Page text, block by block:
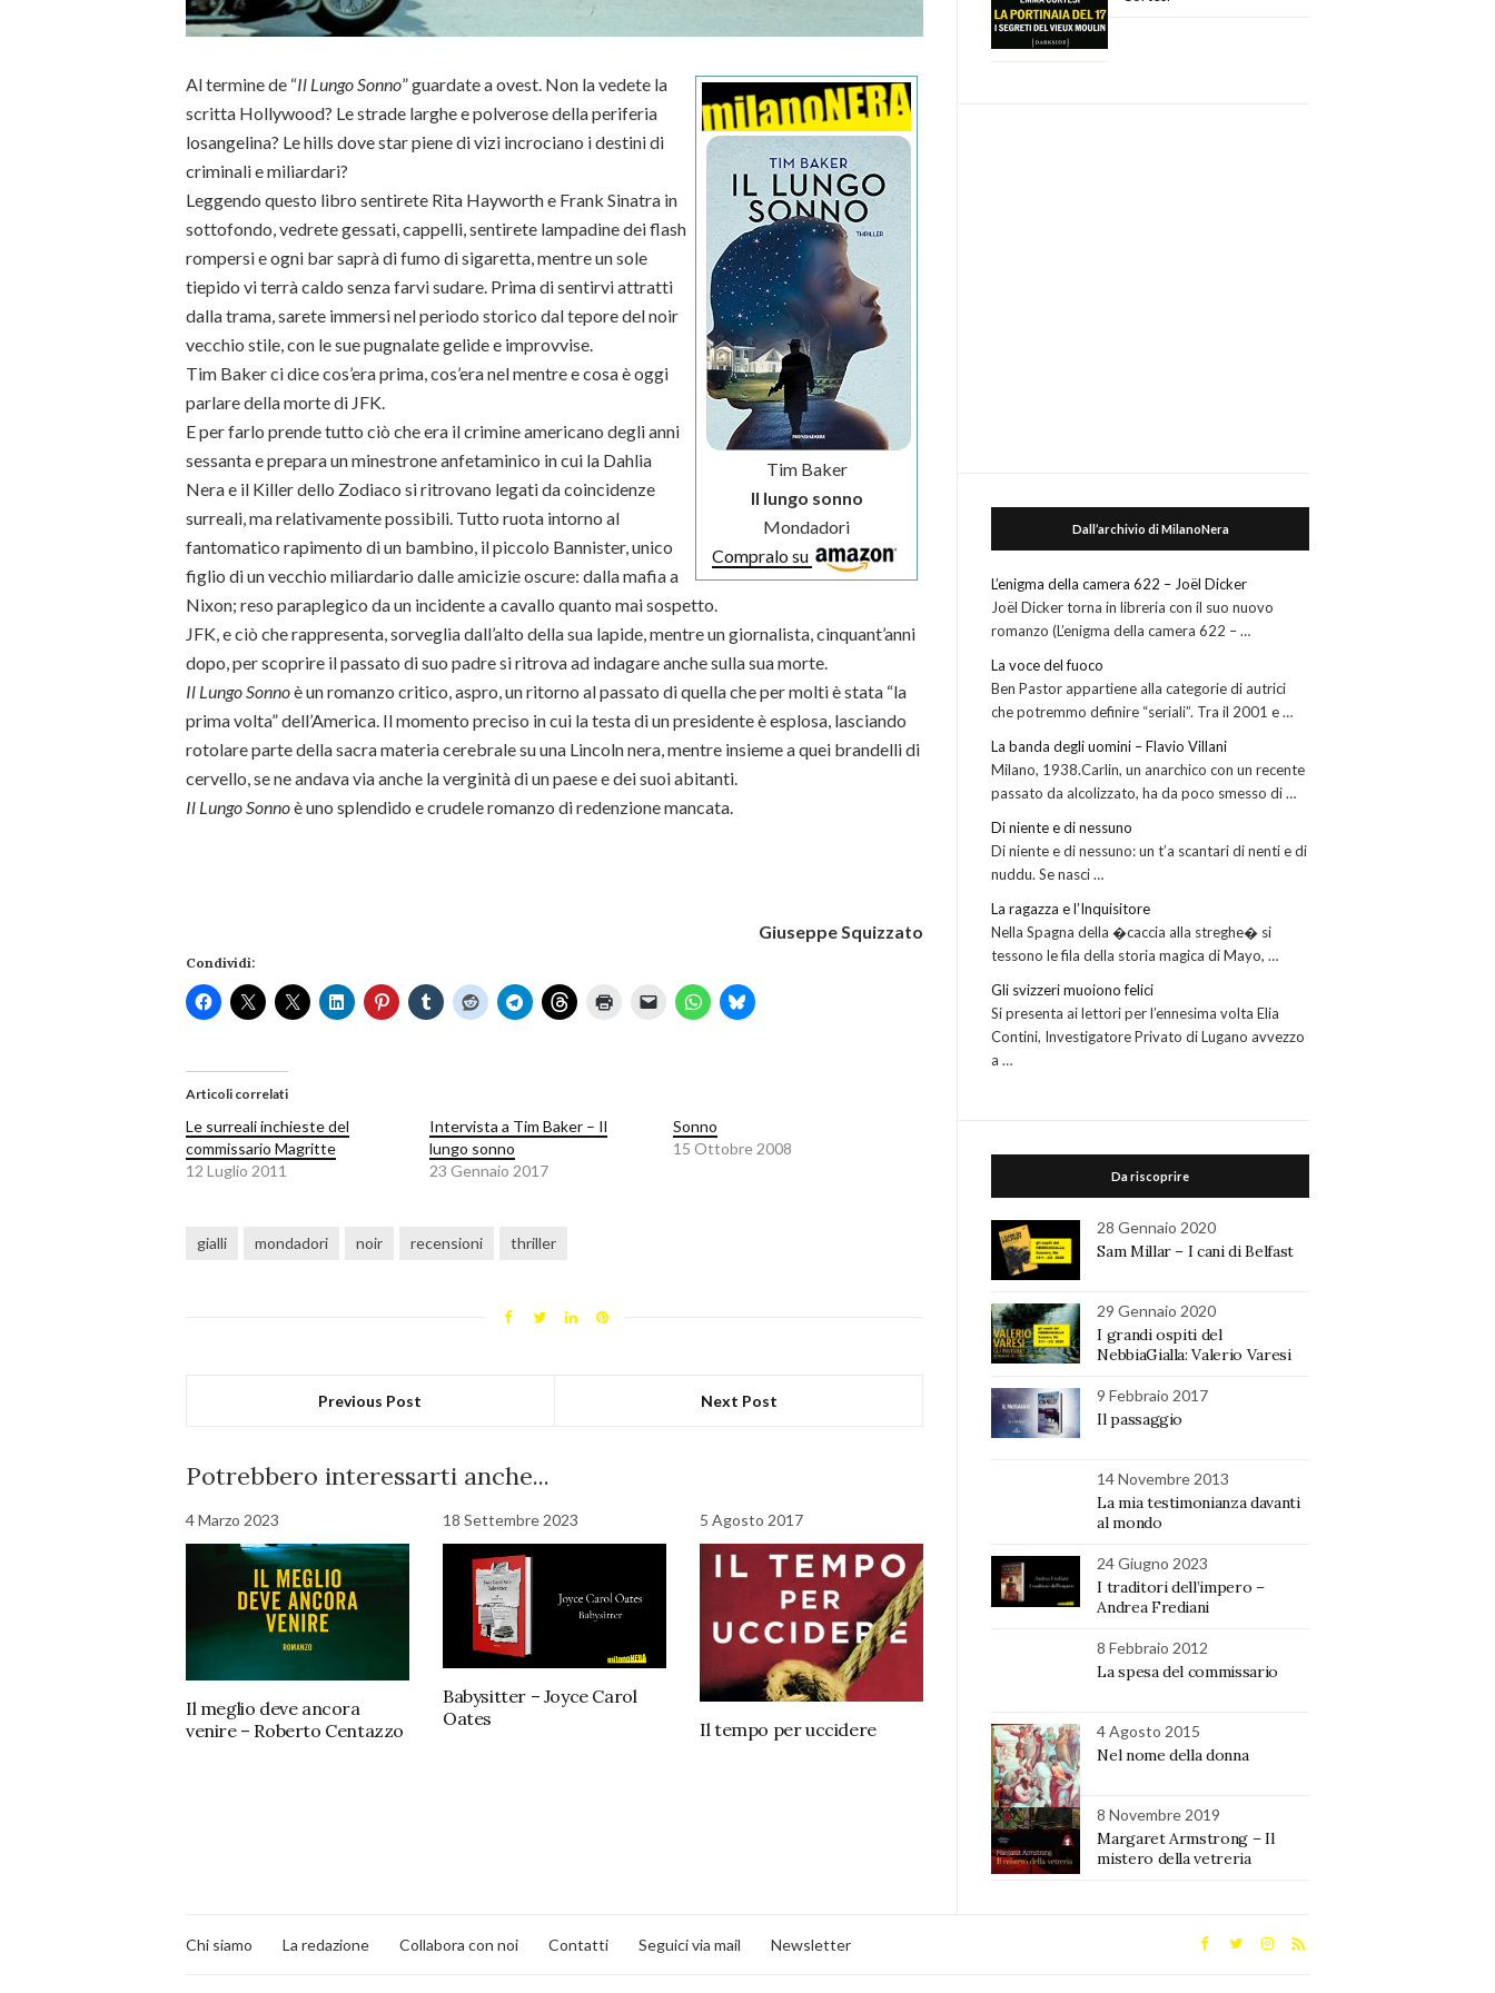
Tim Baker
Il lungo sonno
Mondadori
Compralo su
Al termine de “Il Lungo Sonno” guardate a ovest. Non la vedete la
scritta Hollywood? Le strade larghe e polverose della periferia
losangelina? Le hills dove star piene di vizi incrociano i destini di
criminali e miliardari?
Leggendo questo libro sentirete Rita Hayworth e Frank Sinatra in
sottofondo, vedrete gessati, cappelli, sentirete lampadine dei flash
rompersi e ogni bar saprà di fumo di sigaretta, mentre un sole
tiepido vi terrà caldo senza farvi sudare. Prima di sentirvi attratti
dalla trama, sarete immersi nel periodo storico dal tepore del noir
vecchio stile, con le sue pugnalate gelide e improvvise.
Tim Baker ci dice cos’era prima, cos’era nel mentre e cosa è oggi
parlare della morte di JFK.
E per farlo prende tutto ciò che era il crimine americano degli anni
sessanta e prepara un minestrone anfetaminico in cui la Dahlia
Nera e il Killer dello Zodiaco si ritrovano legati da coincidenze
surreali, ma relativamente possibili. Tutto ruota intorno al
fantomatico rapimento di un bambino, il piccolo Bannister, unico
figlio di un vecchio miliardario dalle amicizie oscure: dalla mafia a
Nixon; reso paraplegico da un incidente a cavallo quanto mai sospetto.
JFK, e ciò che rappresenta, sorveglia dall’alto della sua lapide, mentre un giornalista, cinquant’anni
dopo, per scoprire il passato di suo padre si ritrova ad indagare anche sulla sua morte.
Il Lungo Sonnoè un romanzo critico, aspro, un ritorno al passato di quella che per molti è stata “la
prima volta” dell’America. Il momento preciso in cui la testa di un presidente è esplosa, lasciando
rotolare parte della sacra materia cerebrale su una Lincoln nera, mentre insieme a quei brandelli di
cervello, se ne andava via anche la verginità di un paese e dei suoi abitanti.
Il Lungo Sonnoè uno splendido e crudele romanzo di redenzione mancata.
Giuseppe Squizzato
Condividi:
Articoli correlati
Le surreali inchieste del
commissario Magritte
12 Luglio 2011
Intervista a Tim Baker – Il
lungo sonno
23 Gennaio 2017
Sonno
15 Ottobre 2008
gialli mondadori noir recensioni thriller
Previous Post Next Post
Potrebbero interessarti anche...
4 Marzo 2023
Il meglio deve ancora
venire – Roberto Centazzo
18 Settembre 2023
Babysitter – Joyce Carol
Oates
5 Agosto 2017
Il tempo per uccidere
Dall’archivio di MilanoNera
L’enigma della camera 622 – Joël Dicker
Joël Dicker torna in libreria con il suo nuovo
romanzo (L’enigma della camera 622 – …
La voce del fuoco
Ben Pastor appartiene alla categorie di autrici
che potremmo definire “seriali”. Tra il 2001 e …
La banda degli uomini – Flavio Villani
Milano, 1938.Carlin, un anarchico con un recente
passato da alcolizzato, ha da poco smesso di …
Di niente e di nessuno
Di niente e di nessuno: un t’a scantari di nenti e di
nuddu. Se nasci …
La ragazza e l’Inquisitore
Nella Spagna della �caccia alla streghe� si
tessono le fila della storia magica di Mayo, …
Gli svizzeri muoiono felici
Si presenta ai lettori per l’ennesima volta Elia
Contini, Investigatore Privato di Lugano avvezzo
a …
Da riscoprire
28 Gennaio 2020
Sam Millar – I cani di Belfast
29 Gennaio 2020
I grandi ospiti del
NebbiaGialla: Valerio Varesi
9 Febbraio 2017
Il passaggio
14 Novembre 2013
La mia testimonianza davanti
al mondo
24 Giugno 2023
I traditori dell’impero –
Andrea Frediani
8 Febbraio 2012
La spesa del commissario
4 Agosto 2015
Nel nome della donna
8 Novembre 2019
Margaret Armstrong – Il
mistero della vetreria
Chi siamo La redazione Collabora con noi Contatti Seguici via mail Newsletter